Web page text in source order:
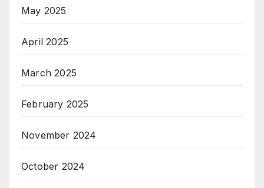
May 2025
April 2025
March 2025
February 2025
November 2024
October 2024